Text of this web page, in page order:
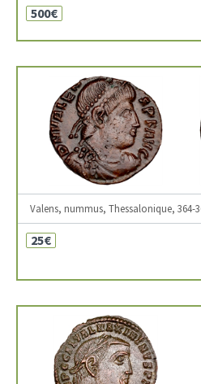
500€
Valens, nummus, Thessalonique, 364-
25€